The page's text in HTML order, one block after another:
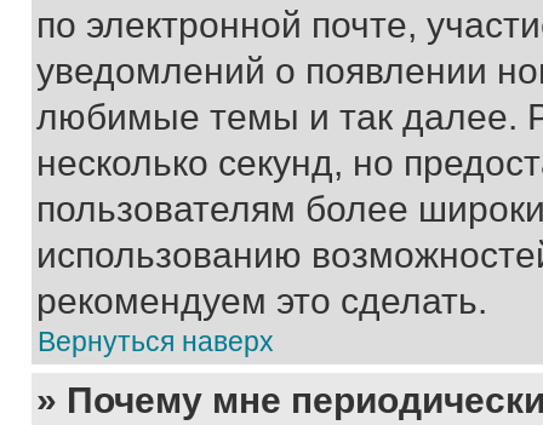
по электронной почте,
уведомлений о появлении
любимые темы и так далее.
несколько секунд, но
пользователям более
использованию
рекомендуем это сделать.
Вернуться наверх
» Почему мне